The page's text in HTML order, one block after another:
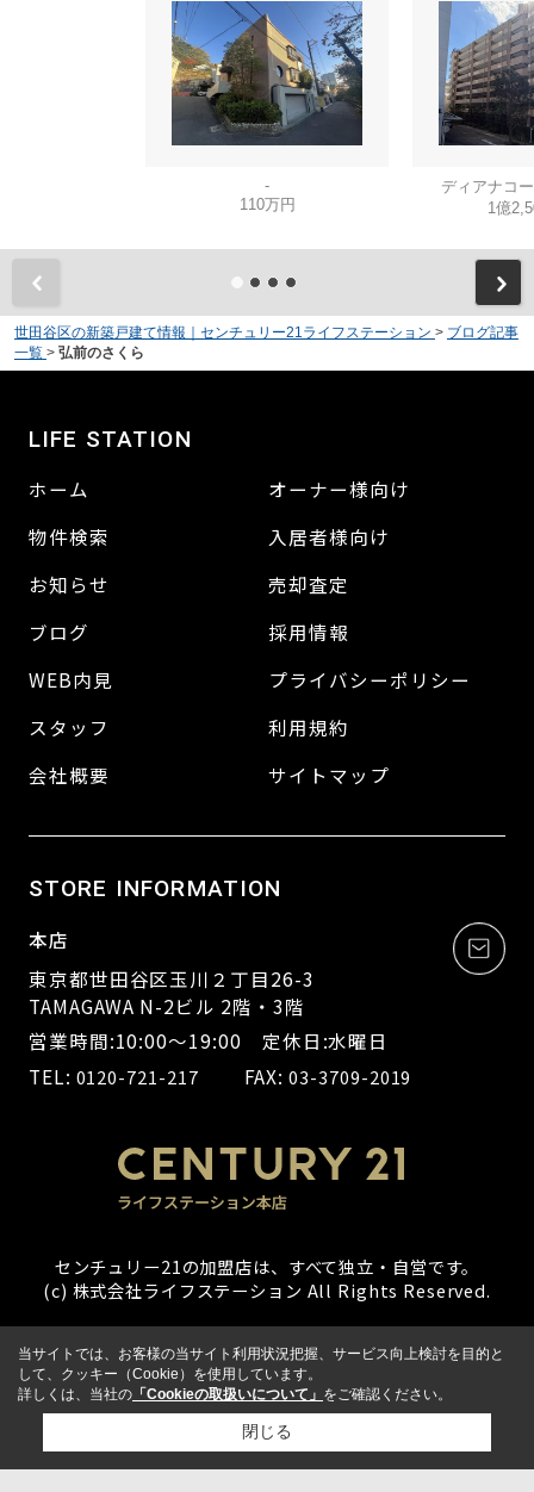
-
110万円
ディアナコ
1億
世田谷区の新築戸建て情報｜センチュリー21ライフステーション > ブログ記事
一覧 > 弘前のさくら
LIFE STATION
ホーム
物件検索
お知らせ
ブログ
WEB内見
スタッフ
会社概要
オーナー様向け
入居者様向け
売却査定
採用情報
プライバシーポリシー
利用規約
サイトマップ
STORE INFORMATION
本店
東京都世田谷区玉川２丁目26-3
TAMAGAWA N-2ビル 2階・3階
営業時間:10:00～19:00 定休日:水曜日
TEL: 0120-721-217 FAX:03-3709-2019
センチュリー21の加盟店は、すべて独立・自営です。
(c) 株式会社ライフステーション All Rights Reserved.
当サイトでは、お客様の当サイト利用状況把握、サービス向上検討を目的と
して、クッキー（Cookie）を使用しています。
詳しくは、当社の 「Cookieの取扱いについて」 をご確認ください。
閉じる